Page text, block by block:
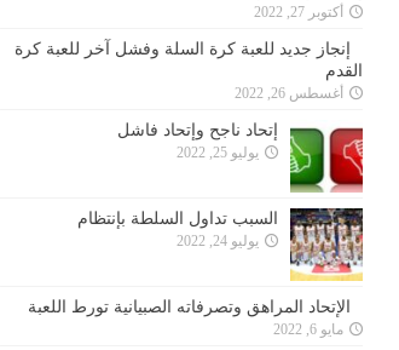
أكتوبر 27, 2022
إنجاز جديد للعبة كرة السلة وفشل آخر للعبة كرة
القدم
أغسطس 26, 2022
إتحاد ناجح وإتحاد فاشل
يوليو 25, 2022
السبب تداول السلطة بإنتظام
يوليو 24, 2022
الإتحاد المراهق وتصرفاته الصبيانية تورط اللعبة
مايو 6, 2022